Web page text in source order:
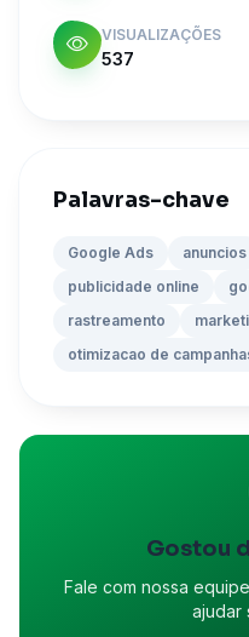
VISUALIZAÇÕES
537
Palavras-chave
Google Ads anuncios
publicidade online
rastreamento
otimizacao de
Gostou
Fale com nossa
ajudar